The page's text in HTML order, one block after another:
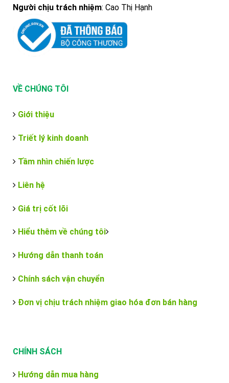
Người chịu trách nhiệm: Cao Thị Hạnh
VỀ CHÚNG TÔI
Giới thiệu
Triết lý kinh doanh
Tầm nhìn chiến lược
Liên hệ
Giá trị cốt lõi
Hiểu thêm về chúng tôi
Hướng dẫn thanh toán
Chính sách vận chuyển
Đơn vị chịu trách nhiệm giao hóa đơn bán hàng
CHÍNH SÁCH
Hướng dẫn mua hàng